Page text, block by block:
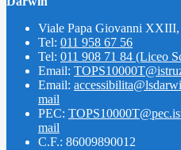
Viale Papa Giovanni
Tel: 011 958 67 56
Tel: 011 908 71 84 (Liceo
Email:
Email:
mail
PEC:
mail
C.F.: 86009890012